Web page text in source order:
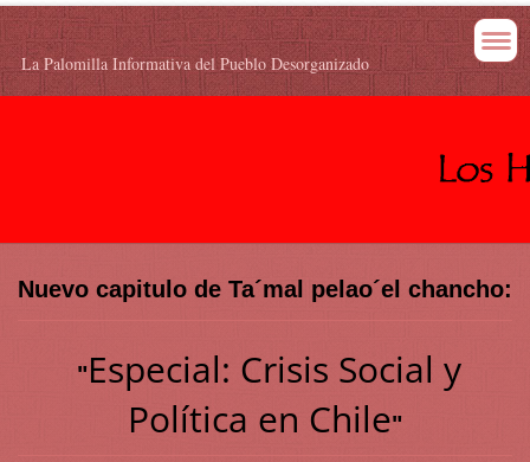
La Palomilla Informativa del Pueblo Desorganizado
Nuevo capitulo de Ta´mal pelao´el chancho:
"Especial: Crisis Social y
Política en Chile"